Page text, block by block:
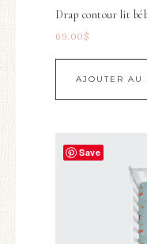
Drap contour lit
69.00 $
AJOUTER AU
Save